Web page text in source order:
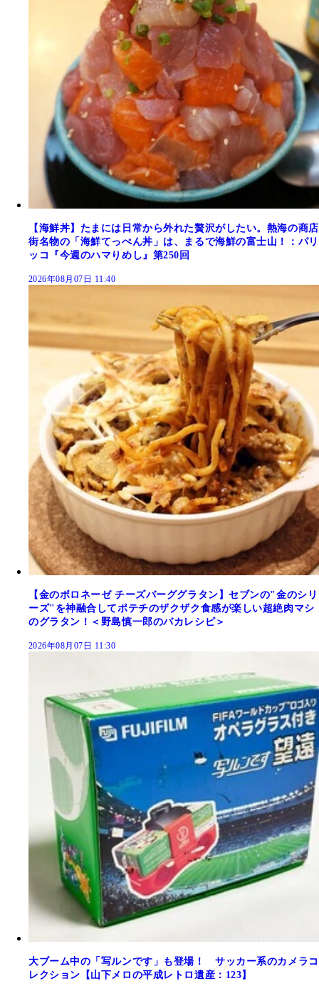
【海鮮丼】たまには日常から外れた贅沢がしたい。熱海の商店
街名物の「海鮮てっぺん丼」は、まるで海鮮の富士山！：パリ
ッコ『今週のハマりめし』第250回
2026年08月07日 11:40
【金のボロネーゼ チーズバーググラタン】セブンの"金のシリ
ーズ"を神融合してポテチのザクザク食感が楽しい超絶肉マシ
のグラタン！＜野島慎一郎のバカレシピ＞
2026年08月07日 11:30
大ブーム中の「写ルンです」も登場！ サッカー系のカメラコ
レクション【山下メロの平成レトロ遺産：123】